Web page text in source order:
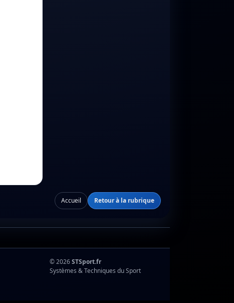
Accueil Retour à la rubrique
© 2026STSport.fr
Systèmes & Techniques du Sport